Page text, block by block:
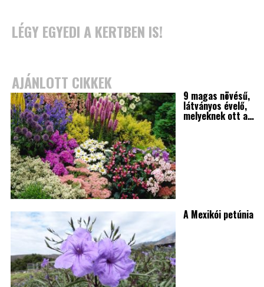
LÉGY EGYEDI A KERTBEN IS!
AJÁNLOTT CIKKEK
9 magas növésű,
látványos évelő,
melyeknek ott a…
A Mexikói petúnia